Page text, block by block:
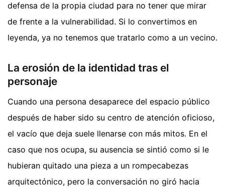
defensa de la propia ciudad para no tener que mirar
de frente a la vulnerabilidad. Si lo convertimos en
leyenda, ya no tenemos que tratarlo como a un vecino.
La erosión de la identidad tras el
personaje
Cuando una persona desaparece del espacio público
después de haber sido su centro de atención oficioso,
el vacío que deja suele llenarse con más mitos. En el
caso que nos ocupa, su ausencia se sintió como si le
hubieran quitado una pieza a un rompecabezas
arquitectónico, pero la conversación no giró hacia